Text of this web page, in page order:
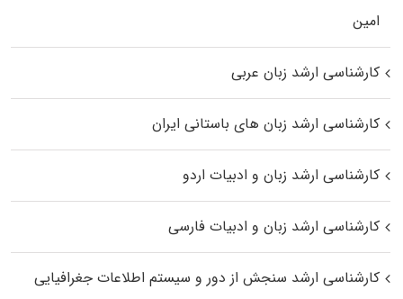
اﻣﻴﻦ
کارشناسی ارشد زبان عربی
کارشناسی ارشد زبان‌ های باستانی ایران
کارشناسی ارشد زبان و ادبیات اردو
کارشناسی ارشد زبان و ادبیات فارسی
کارشناسی ارشد سنجش از دور و سیستم اطلاعات جغرافیایی